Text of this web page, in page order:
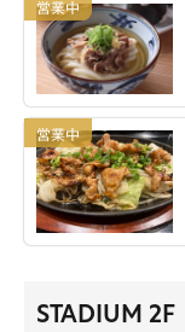
STADIUM 2F